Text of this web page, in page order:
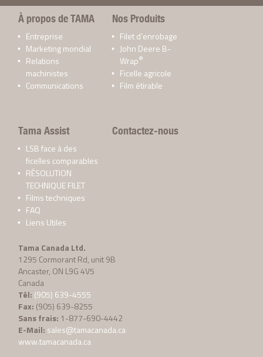
À propos de TAMA
Entreprise
Marketing mondial
Relations
machinistes
Communications
Nos Produits
Filet d’enrobage
John Deere B-
Wrap®
Ficelle agricole
Film étirable
Tama Assist
LSB face à des
ficelles comparables
RÉSOLUTION
TECHNIQUE FILET
Films techniques
FAQ
Liens Utiles
Contactez-nous
Tama Canada Ltd.
1295 Cormorant Rd, unit 9B
Ancaster, ON L9G 4V5
Canada
Tél: (905) 639-4555
Fax: (905) 639-8255
Sans frais: 1-877-690-4442
E-Mail: sales@tamacanada.ca
www.tamacanada.ca